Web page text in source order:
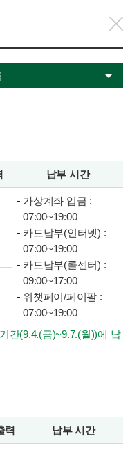
납부 시간
가상계좌 입금 :
07:00~19:00
카드납부(인터넷) :
07:00~19:00
카드납부(콜센터) :
09:00~17:00
위챗페이/페이팔 :
07:00~19:00
간(9.4.(금)~9.7.(월))에 납
력 납부 시간